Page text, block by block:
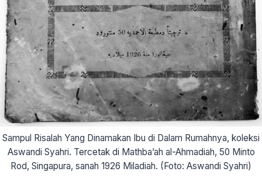
Sampul Risalah Yang Dinamakan Ibu di Dalam Rumahnya, koleksi
Aswandi Syahri. Tercetak di Mathba’ah al-Ahmadiah, 50 Minto
Rod, Singapura, sanah 1926 Miladiah. (Foto: Aswandi Syahri)